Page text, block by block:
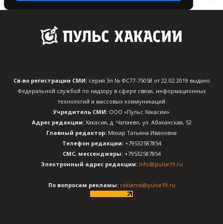
Св-во регистрации СМИ:серия Эл № ФС77-75058 от 22.02.2019 выдано
Федеральной службой по надзору в сфере связи, информационных
технологий и массовых коммуникаций
Учредитель СМИ: ООО «Пульс Хакасии»
Адрес редакции:Хакасия, д. Чапаево, ул. Абаканская, 52
Главный редактор: Мяхар Татьяна Ивановна
Телефон редакции:+79532587854
CМС, мессенджеры:+79532587854
Электронный адрес редакции: info@pulse19.ru
По вопросам рекламы: reklama@pulse19.ru